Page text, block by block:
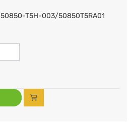
50850-T5H-003/50850T5RA01